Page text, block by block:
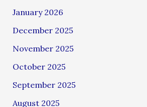
January 2026
December 2025
November 2025
October 2025
September 2025
August 2025